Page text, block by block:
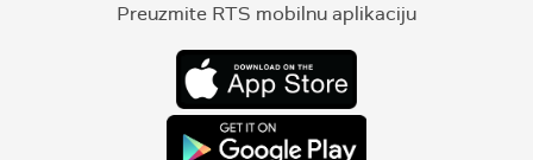
Preuzmite RTS mobilnu aplikaciju